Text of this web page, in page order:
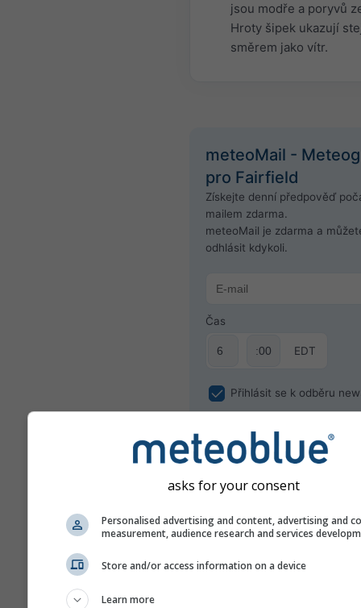
jsou modře a poryvů
Hroty šipek ukazují
směrem jako vítr.
meteoMail -
pro Fairfield
Získejte denní předpověď
mailem zdarma.
meteoMail je zdarma a
odhlásit kdykoli.
Čas
EDT
Přihlásit se k odběru
asks for your consent
Personalised advertising and content, advertising and
measurement, audience research and services
Store and/or access information on a device
Learn more